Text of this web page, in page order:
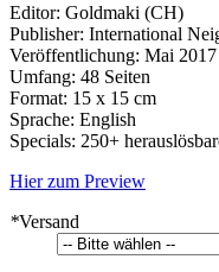
Editor: Goldmaki (CH)
Publisher: International
Veröffentlichung: Mai 2017
Umfang: 48 Seiten
Format: 15 x 15 cm
Sprache: English
Specials: 250+
Hier zum Preview
*Versand